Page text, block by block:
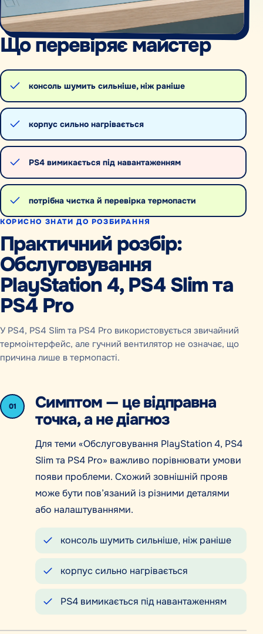
Що перевіряє майстер
консоль шумить сильніше, ніж раніше
корпус сильно нагрівається
PS4 вимикається під навантаженням
потрібна чистка й перевірка термопасти
КОРИСНО ЗНАТИ ДО РОЗБИРАННЯ
Практичний розбір:
Обслуговування
PlayStation 4, PS4 Slim та
PS4 Pro
У PS4, PS4 Slim та PS4 Pro використовується звичайний
термоінтерфейс, але гучний вентилятор не означає, що
причина лише в термопасті.
01
Симптом — це відправна
точка, а не діагноз
Для теми «Обслуговування PlayStation 4, PS4
Slim та PS4 Pro» важливо порівнювати умови
появи проблеми. Схожий зовнішній прояв
може бути пов’язаний із різними деталями
або налаштуваннями.
консоль шумить сильніше, ніж раніше
корпус сильно нагрівається
PS4 вимикається під навантаженням